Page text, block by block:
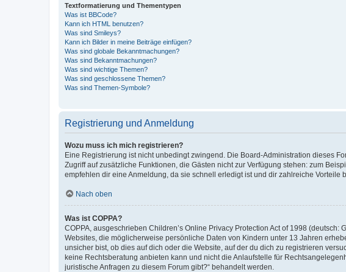
Textformatierung und Thementypen
Was ist BBCode?
Kann ich HTML benutzen?
Was sind Smileys?
Kann ich Bilder in meine Beiträge einfügen?
Was sind globale Bekanntmachungen?
Was sind Bekanntmachungen?
Was sind wichtige Themen?
Was sind geschlossene Themen?
Was sind Themen-Symbole?
Registrierung und Anmeldung
Wozu muss ich mich registrieren?
Eine Registrierung ist nicht unbedingt zwingend. Die Board-Administration dieses
Zugriff auf zusätzliche Funktionen, die Gästen nicht zur Verfügung stehen: zum
empfehlen dir eine Anmeldung, da sie schnell erledigt ist und dir zahlreiche Vorteile
Nach oben
Was ist COPPA?
COPPA, ausgeschrieben Children’s Online Privacy Protection Act of 1998
Websites, die möglicherweise persönliche Daten von Kindern unter 13 Jahren
unsicher bist, ob dies auf dich oder die Website, auf der du dich zu registrieren
keine Rechtsberatung anbieten kann und nicht die Anlaufstelle für
juristische Anfragen zu diesem Forum gibt?“ behandelt werden.